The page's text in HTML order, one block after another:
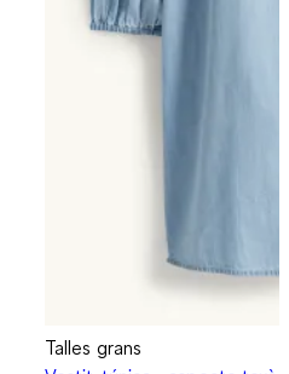
Talles grans